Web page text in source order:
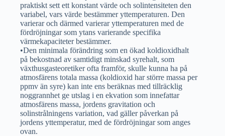
praktiskt sett ett konstant värde och solintensiteten den
variabel, vars värde bestämmer yttemperaturen. Den
varierar och därmed varierar yttemperaturen med de
fördröjningar som ytans varierande specifika
värmekapaciteter bestämmer.
•Den minimala förändring som en ökad koldioxidhalt
på bekostnad av samtidigt minskad syrehalt, som
växthusgasteoretiker ofta framför, skulle kunna ha på
atmosfärens totala massa (koldioxid har större massa per
ppmv än syre) kan inte ens beräknas med tillräcklig
noggrannhet ge utslag i en ekvation som innefattar
atmosfärens massa, jordens gravitation och
solinstrålningens variation, vad gäller påverkan på
jordens yttemperatur, med de fördröjningar som anges
ovan.